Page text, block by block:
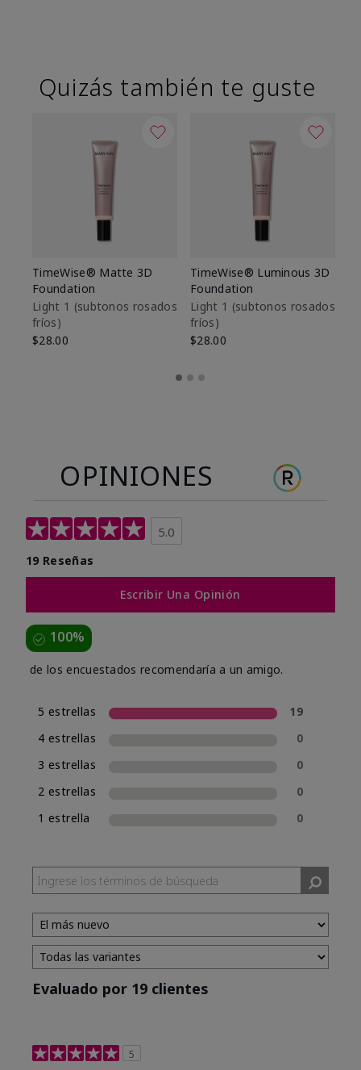
Quizás también te guste
TimeWise® Matte 3D
Foundation
Light 1​ (subtonos rosados
fríos)
$28.00
TimeWise® Luminous 3D
Foundation
Light 1​ (subtonos rosados
fríos)
$28.00
OPINIONES
5.0
19 Reseñas
Escribir Una Opinión
100%
de los encuestados recomendaría a un amigo.
5 estrellas
19
4 estrellas
0
3 estrellas
0
2 estrellas
0
1 estrella
0
Evaluado por 19 clientes
5